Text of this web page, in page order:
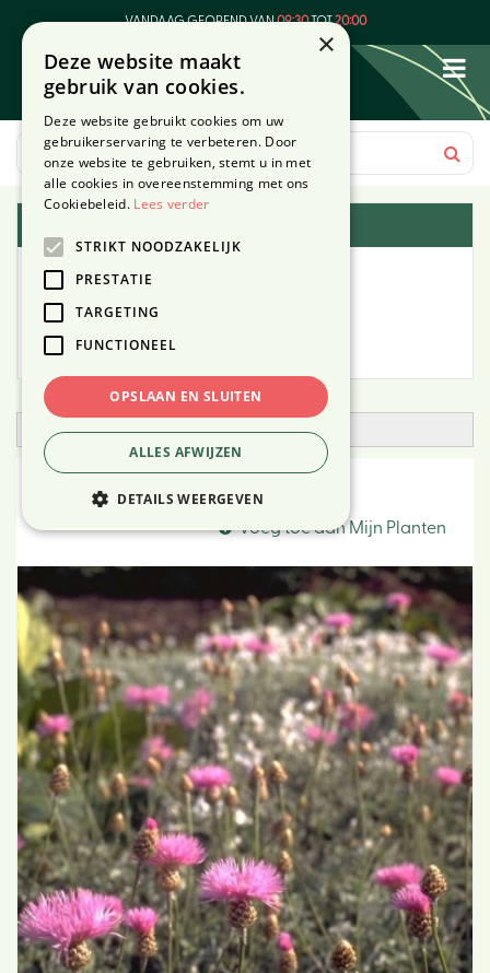
VANDAAG GEOPEND VAN09:30TOT20:00
Open zoekfilter
Centaurie
Voeg toe aan Mijn Planten
×
Deze website maakt
gebruik van cookies.
Deze website gebruikt cookies om uw
gebruikerservaring te verbeteren. Door
onze website te gebruiken, stemt u in met
alle cookies in overeenstemming met ons
Cookiebeleid. Lees verder
STRIKT NOODZAKELIJK
PRESTATIE
TARGETING
FUNCTIONEEL
OPSLAAN EN SLUITEN
ALLES AFWIJZEN
DETAILS WEERGEVEN